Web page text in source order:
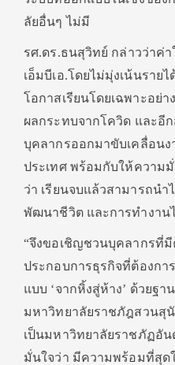
ลัยอื่นๆ ไม่มี
รศ.ดร.ธนสุวิทย์ กล่าวว่าค่
เอ็มบีเอ.โดยไม่มุ่งเน้นราย
โอกาสเรียนโดยเฉพาะอย่า
ผลกระทบจากโควิด และอี
บุคลากรออกมาขับเคลื่อน
ประเทศ พร้อมกับให้ความ
ว่า เรียนจบแล้วสามารถน
พัฒนาชีวิต และการทำงาน
“จึงขอเชิญชวนบุคลากรที่
ประกอบการธุรกิจที่ต้องก
แบบ ‘จากหิ้งสู่ห้าง’ ด้วยฐ
มหาวิทยาลัยราชภัฎสวนสุ
เป็นมหาวิทยาลัยราชภัฏอัน
มั่นใจว่า มีความพร้อมที่สุ